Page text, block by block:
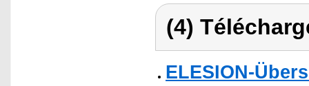
(4)
ELESION-